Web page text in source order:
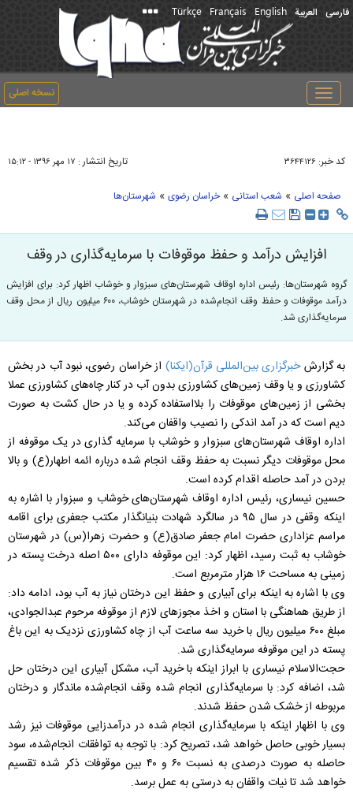
فارسی العربیة English
Français
Türkçe
نسخه اصلی
Toggle
navigation
کد خبر: ۳۶۴۴۱۲۶ تاریخ انتشار : ۱۷ مهر ۱۳۹۶ - ۱۵:۱۲
صفحه اصلی » شعب استانی » خراسان رضوی » شهرستان‌ها
افزایش درآمد و حفظ موقوفات با سرمایه‌گذاری در وقف
گروه شهرستان‌ها: رئیس اداره اوقاف شهرستان‌های سبزوار و خوشاب اظهار کرد: برای افزایش
درآمد موقوفات و حفظ وقف انجام‌شده در شهرستان خوشاب، ۶۰۰ میلیون ریال از محل وقف
سرمایه‌گذاری شد.
به گزارشخبرگزاری بین‌المللی قرآن(ایکنا) از خراسان رضوی، نبود آب در بخش
کشاورزی و یا وقف زمین‌های کشاورزی بدون آب در کنار چاه‌های کشاورزی عملا
بخشی از زمین‌های موقوفات را بلااستفاده کرده و یا در حال کشت به صورت
دیم است که در آمد اندکی را نصیب واقفان می‌کند.
اداره اوقاف شهرستان‌های سبزوار و خوشاب با سرمایه گذاری در یک موقوفه از
محل موقوفات دیگر نسبت به حفظ وقف انجام شده درباره ائمه اطهار(ع) و بالا
بردن در آمد حاصله اقدام کرده است.
حسین نیساری، رئیس اداره اوقاف شهرستان‌های خوشاب و سبزوار با اشاره به
اینکه وقفی در سال ۹۵ در سالگرد شهادت بنیانگذار مکتب جعفری برای اقامه
مراسم عزاداری حضرت امام جعفر صادق(ع) و حضرت زهرا(س) در شهرستان
خوشاب به ثبت رسید، اظهار کرد: این موقوفه دارای ۵۰۰ اصله درخت پسته در
زمینی به مساحت ۱۶ هزار مترمربع است.
وی با اشاره به اینکه برای آبیاری و حفظ این درختان نیاز به آب بود، ادامه داد:
از طریق هماهنگی با استان و اخذ مجوزهای لازم از موقوفه مرحوم عبدالجوادی،
مبلغ ۶۰۰ میلیون ریال با خرید سه ساعت آب از چاه کشاورزی نزدیک به این باغ
پسته در این موقوفه سرمایه‌گذاری شد.
حجت‌الاسلام نیساری با ابراز اینکه با خرید آب، مشکل آبیاری این درختان حل
شد، اضافه کرد: با سرمایه‌گذاری انجام شده وقف انجام‌شده ماندگار و درختان
مربوطه از خشک شدن حفظ شدند.
وی با اظهار اینکه با سرمایه‌گذاری انجام شده در درآمدزایی موقوفات نیز رشد
بسیار خوبی حاصل خواهد شد، تصریح کرد: با توجه به توافقات انجام‌شده، سود
حاصله به صورت درصدی به نسبت ۶۰ و ۴۰ بین موقوفات ذکر شده تقسیم
خواهد شد تا نیات واقفان به درستی به عمل برسد.